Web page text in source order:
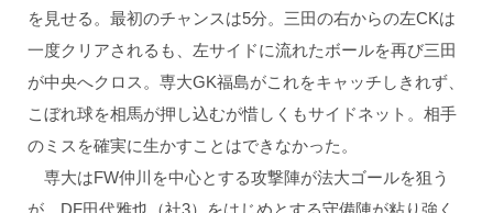
を見せる。最初のチャンスは5分。三田の右からの左CKは
一度クリアされるも、左サイドに流れたボールを再び三田
が中央へクロス。専大GK福島がこれをキャッチしきれず、
こぼれ球を相馬が押し込むが惜しくもサイドネット。相手
のミスを確実に生かすことはできなかった。
専大はFW仲川を中心とする攻撃陣が法大ゴールを狙う
が、DF田代雅也（社3）をはじめとする守備陣が粘り強く